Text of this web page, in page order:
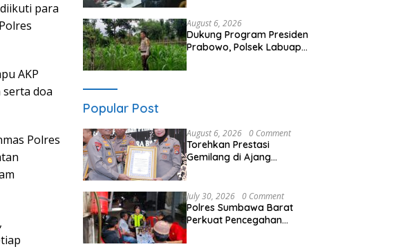
para
AKP
serta doa
Polres
Dipastikan Hoaks
August 6, 2026
Dukung Program Presiden
Prabowo, Polsek Labuapi
Popular Post
August 6, 2026 0 Comment
Torehkan Prestasi
Gemilang di Ajang
Penghargaan Pelayanan
Prima Kapolri
July 30, 2026 0 Comment
Polres Sumbawa Barat
Perkuat Pencegahan